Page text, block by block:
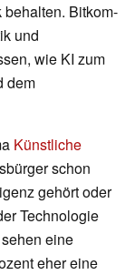
Bitkom-
und
wie KI zum
dem
Künstliche
schon
gehört oder
Technologie
eine
eher eine